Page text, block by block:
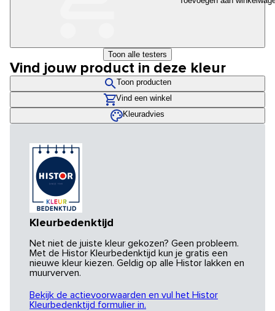
Toon alle testers
Vind jouw product in deze kleur
Toon producten
Vind een winkel
Kleuradvies
Kleurbedenktijd
Net niet de juiste kleur gekozen? Geen probleem.
Met de Histor Kleurbedenktijd kun je gratis een
nieuwe kleur kiezen. Geldig op alle Histor lakken en
muurverven.
Bekijk de actievoorwaarden en vul het Histor
Kleurbedenktijd formulier in.